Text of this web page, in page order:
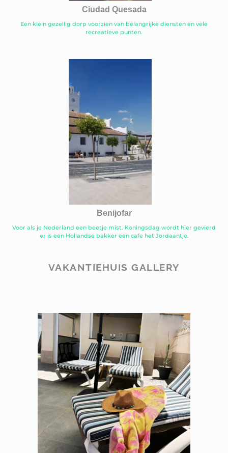
Ciudad Quesada
Een klein gezellig dorp voorzien van belangrijke diensten en vele
recreatieve punten.
Benijofar
Voor als je Nederland een beetje mist. Koningsdag wordt hier gevierd
er is een Hollandse bakker een cafe het Jordaantje.
VAKANTIEHUIS GALLERY